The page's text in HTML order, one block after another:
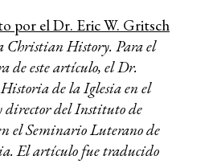
por el Dr. Eric W. Gritsch
Christian History. Para el
de este artículo, el Dr.
de la Iglesia en el
del Instituto de
el Seminario Luterano de
El artículo fue traducido